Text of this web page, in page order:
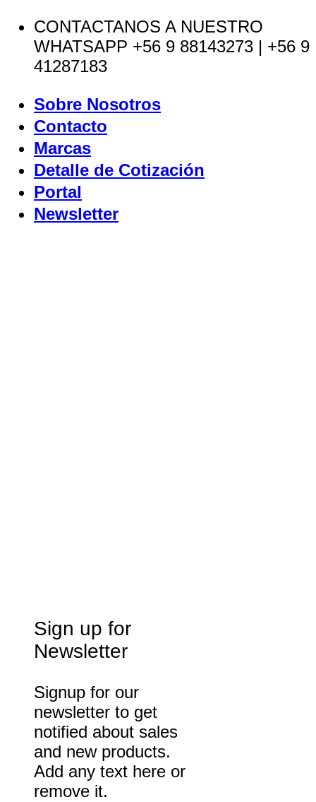
Saltar
contenido
CONTACTANOS A NUESTRO
WHATSAPP +56 9 88143273 | +56 9
41287183
Sobre Nosotros
Contacto
Marcas
Detalle de Cotización
Portal
Newsletter
Sign up for
Newsletter
Signup for our
newsletter to get
notified about sales
and new products.
Add any text here or
remove it.